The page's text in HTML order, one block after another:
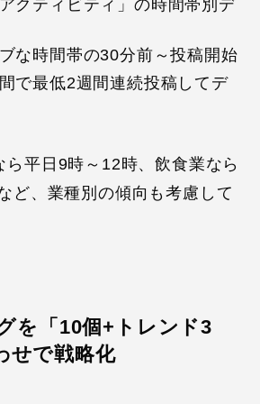
クティビティ」の時間帯別デ
な時間帯の30分前～投稿開始
で最低2週間連続投稿してデ
平日9時～12時、飲食業なら
ど、業種別の傾向も考慮して
を「10個+トレンド3
せで戦略化